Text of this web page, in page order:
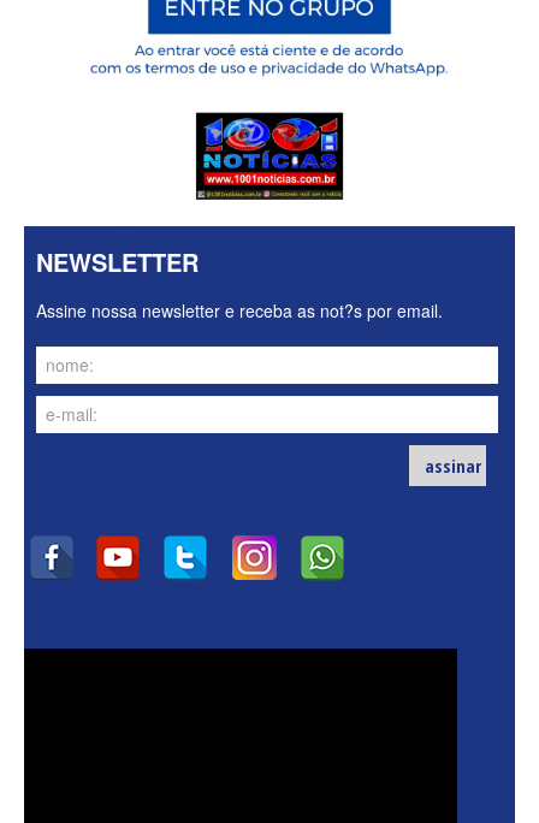
NEWSLETTER
Assine nossa newsletter e receba as not?s por email.